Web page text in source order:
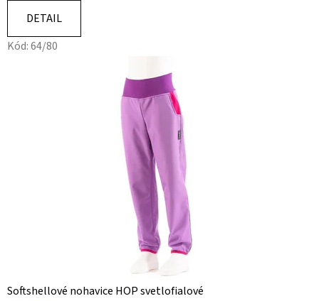
DETAIL
Kód:64/80
Softshellové nohavice HOP svetlofialové